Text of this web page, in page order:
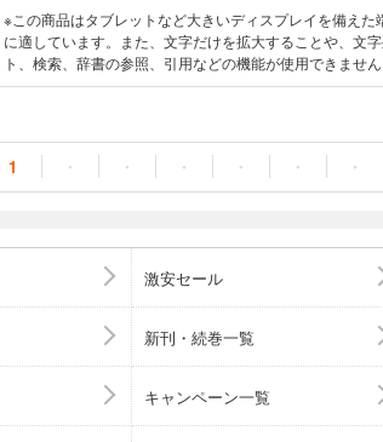
※この商品はタブレットなど大きいディスプレイを備えた
に適しています。また、文字だけを拡大することや、文
ト、検索、辞書の参照、引用などの機能が使用できません。 必携、文
術バイブル!!文章の書き方のみではなく、パラグラフの組
を数多く取り入れ、解説と共に演習問題で、正確に伝わ
章技術を習得できる。
1 ・ ・ ・ ・ ・ ・
激安セール
新刊・続巻一覧
キャンペーン一覧